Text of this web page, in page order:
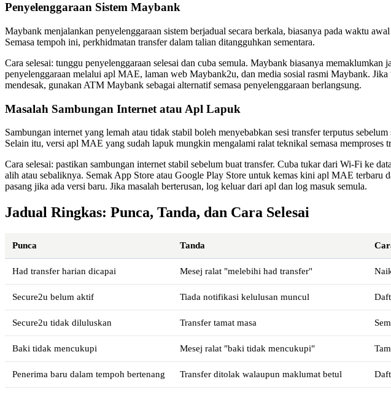
Penyelenggaraan Sistem Maybank
Maybank menjalankan penyelenggaraan sistem berjadual secara berkala, biasanya pada waktu
Semasa tempoh ini, perkhidmatan transfer dalam talian ditangguhkan sementara.
Cara selesai: tunggu penyelenggaraan selesai dan cuba semula. Maybank biasanya memaklumkan
penyelenggaraan melalui apl MAE, laman web Maybank2u, dan media sosial rasmi Maybank. Jika
mendesak, gunakan ATM Maybank sebagai alternatif semasa penyelenggaraan berlangsung.
Masalah Sambungan Internet atau Apl Lapuk
Sambungan internet yang lemah atau tidak stabil boleh menyebabkan sesi transfer terputus sebelum
Selain itu, versi apl MAE yang sudah lapuk mungkin mengalami ralat teknikal semasa memproses
Cara selesai: pastikan sambungan internet stabil sebelum buat transfer. Cuba tukar dari Wi-Fi ke
alih atau sebaliknya. Semak App Store atau Google Play Store untuk kemas kini apl MAE terbaru
pasang jika ada versi baru. Jika masalah berterusan, log keluar dari apl dan log masuk semula.
Jadual Ringkas: Punca, Tanda, dan Cara Selesai
Punca Tanda
Had transfer harian dicapai Mesej ralat "melebihi had transfer"
Secure2u belum aktif Tiada notifikasi kelulusan muncul
Secure2u tidak diluluskan Transfer tamat masa
Baki tidak mencukupi Mesej ralat "baki tidak mencukupi"
Penerima baru dalam tempoh bertenang Transfer ditolak walaupun maklumat betul